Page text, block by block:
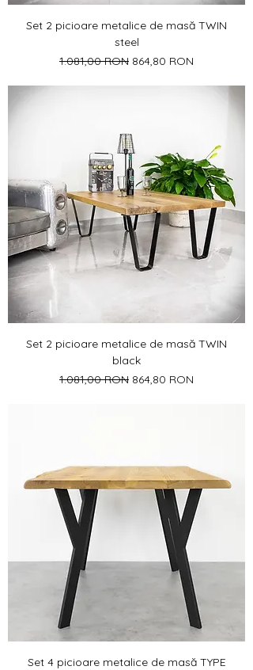
Set 2 picioare metalice de masă TWIN
steel
Preț normal
1.081,00 RON Preț redus
864,80 RON
Set 2 picioare metalice de masă TWIN
black
Preț normal
1.081,00 RON Preț redus
864,80 RON
Set 4 picioare metalice de masă TYPE